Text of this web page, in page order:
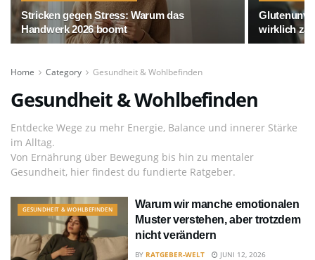
Stricken gegen Stress: Warum das
Handwerk 2026 boomt
wirklich
Home Category Gesundheit & Wohlbefinden
Gesundheit & Wohlbefinden
Entdecke Wege zu mehr Energie, Balance und innerer Stärke
im Alltag.
Von Ernährung über Bewegung bis hin zu mentaler
Gesundheit, hier findest du fundierte Ratgeber.
GESUNDHEIT & WOHLBEFINDEN
Warum wir manche emotionalen
Muster verstehen, aber trotzdem
nicht verändern
BY RATGEBER-WELT JUNI 12, 2026